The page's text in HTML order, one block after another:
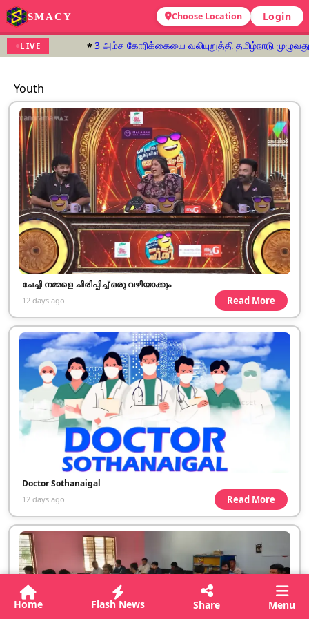
SMACY Choose Location Login
LIVE 3 அம்ச கோரிக்கையை வலியுறுத்தி தமிழ்நாடு
Youth
ചേച്ചി നമ്മളെ ചിരിപ്പിച്ച് ഒരു വഴിയാക്കും
12 days ago Read More
Doctor Sothanaigal
12 days ago Read More
Home Flash News Share Menu